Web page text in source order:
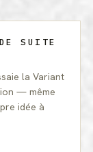
SUITE
la Variant
— même
idée à